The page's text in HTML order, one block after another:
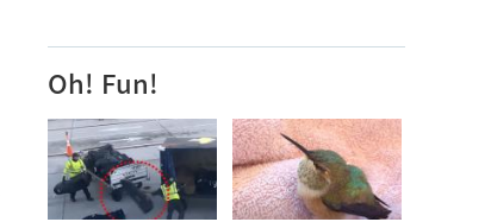
Oh! Fun!